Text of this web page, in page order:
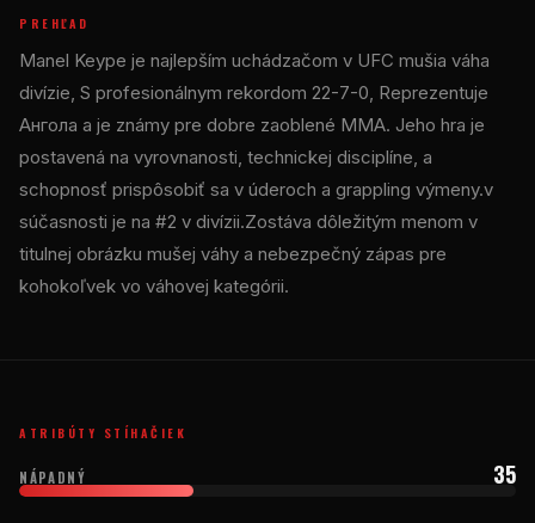
PREHĽAD
Manel Keype je najlepším uchádzačom v UFC mušia váha
divízie, S profesionálnym rekordom 22-7-0, Reprezentuje
Ангола a je známy pre dobre zaoblené MMA. Jeho hra je
postavená na vyrovnanosti, technickej disciplíne, a
schopnosť prispôsobiť sa v úderoch a grappling výmeny.v
súčasnosti je na #2 v divízii.Zostáva dôležitým menom v
titulnej obrázku mušej váhy a nebezpečný zápas pre
kohokoľvek vo váhovej kategórii.
ATRIBÚTY STÍHAČIEK
NÁPADNÝ 35